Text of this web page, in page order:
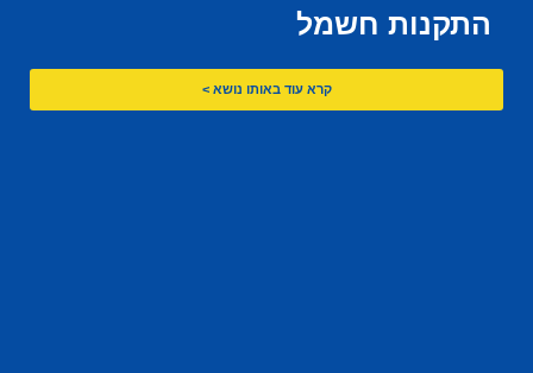
התקנות חשמל
קרא עוד באותו נושא >